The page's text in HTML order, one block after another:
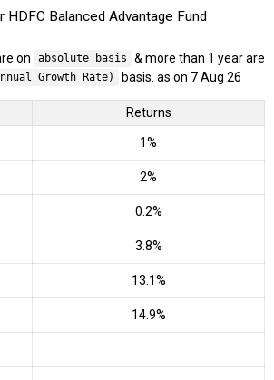
HDFC Balanced Advantage Fund
on absolute basis
& more than 1 year are
Growth Rate) basis. as on 7 Aug 26
Returns
1%
2%
0.2%
3.8%
13.1%
14.9%